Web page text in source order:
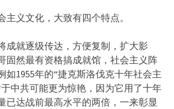
主义文化，大致有四个特点。
成就逐级传达，方便复制，扩大影
固然最有资格搞成就馆，社会主义阵
如1955年的“捷克斯洛伐克十年社会主
中共可能更为惊艳，因为它用了十年
已达战前最高水平的两倍，一来彰显